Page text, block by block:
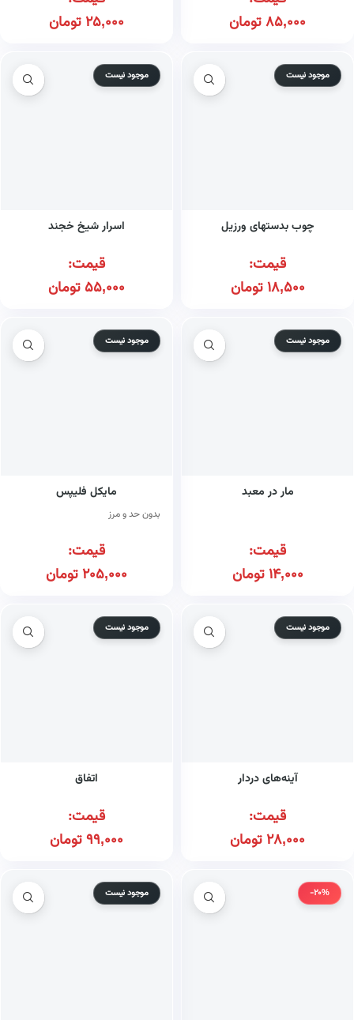
85,000تومان
25,000تومان
موجود نیست
چوب بدستهای ورزیل
قیمت:
18,500تومان
موجود نیست
اسرار شیخ خجند
قیمت:
55,000 تومان
موجود نیست
مار در معبد
قیمت:
14,000تومان
موجود نیست
مایکل فلیپس
بدون حد و مرز
قیمت:
205,000تومان
موجود نیست
آینه‌های دردار
قیمت:
28,000تومان
موجود نیست
اتفاق
قیمت:
99,000تومان
-20% موجود نیست